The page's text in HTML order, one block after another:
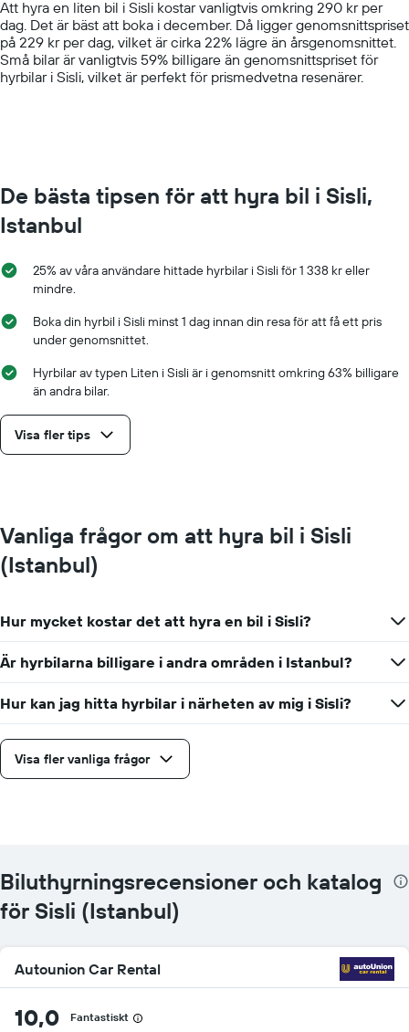
chart
has
1
Y
axis
1000.
Att hyra en liten bil i Sisli kostar vanligtvis omkring 290 kr per
dag. Det är bäst att boka i december. Då ligger genomsnittspriset
på 229 kr per dag, vilket är cirka 22% lägre än årsgenomsnittet.
Små bilar är vanligtvis 59% billigare än genomsnittspriset för
hyrbilar i Sisli, vilket är perfekt för prismedvetna resenärer.
De bästa tipsen för att hyra bil i Sisli,
Istanbul
25% av våra användare hittade hyrbilar i Sisli för 1 338 kr eller
mindre.
Boka din hyrbil i Sisli minst 1 dag innan din resa för att få ett pris
under genomsnittet.
Hyrbilar av typen Liten i Sisli är i genomsnitt omkring 63% billigare
än andra bilar.
Visa fler tips
Vanliga frågor om att hyra bil i Sisli
(Istanbul)
Hur mycket kostar det att hyra en bil i Sisli?
Är hyrbilarna billigare i andra områden i Istanbul?
Hur kan jag hitta hyrbilar i närheten av mig i Sisli?
Visa fler vanliga frågor
Biluthyrningsrecensioner och katalog
för Sisli (Istanbul)
Autounion Car Rental
10,0 Fantastiskt